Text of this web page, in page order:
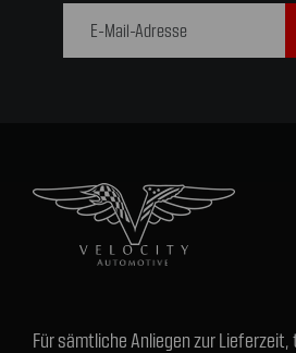
Für sämtliche Anliegen zur